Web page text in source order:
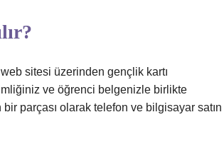
sitesi üzerinden gençlik kartı
ve öğrenci belgenizle birlikte
parçası olarak telefon ve bilgisayar satın